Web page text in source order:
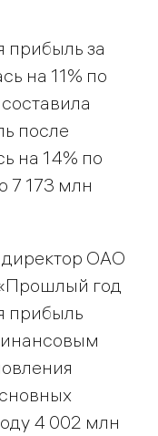
прибыль за
на 11% по
после
на 14% по
7 173 млн
директор ОАО
год
прибыль
4 002 млн